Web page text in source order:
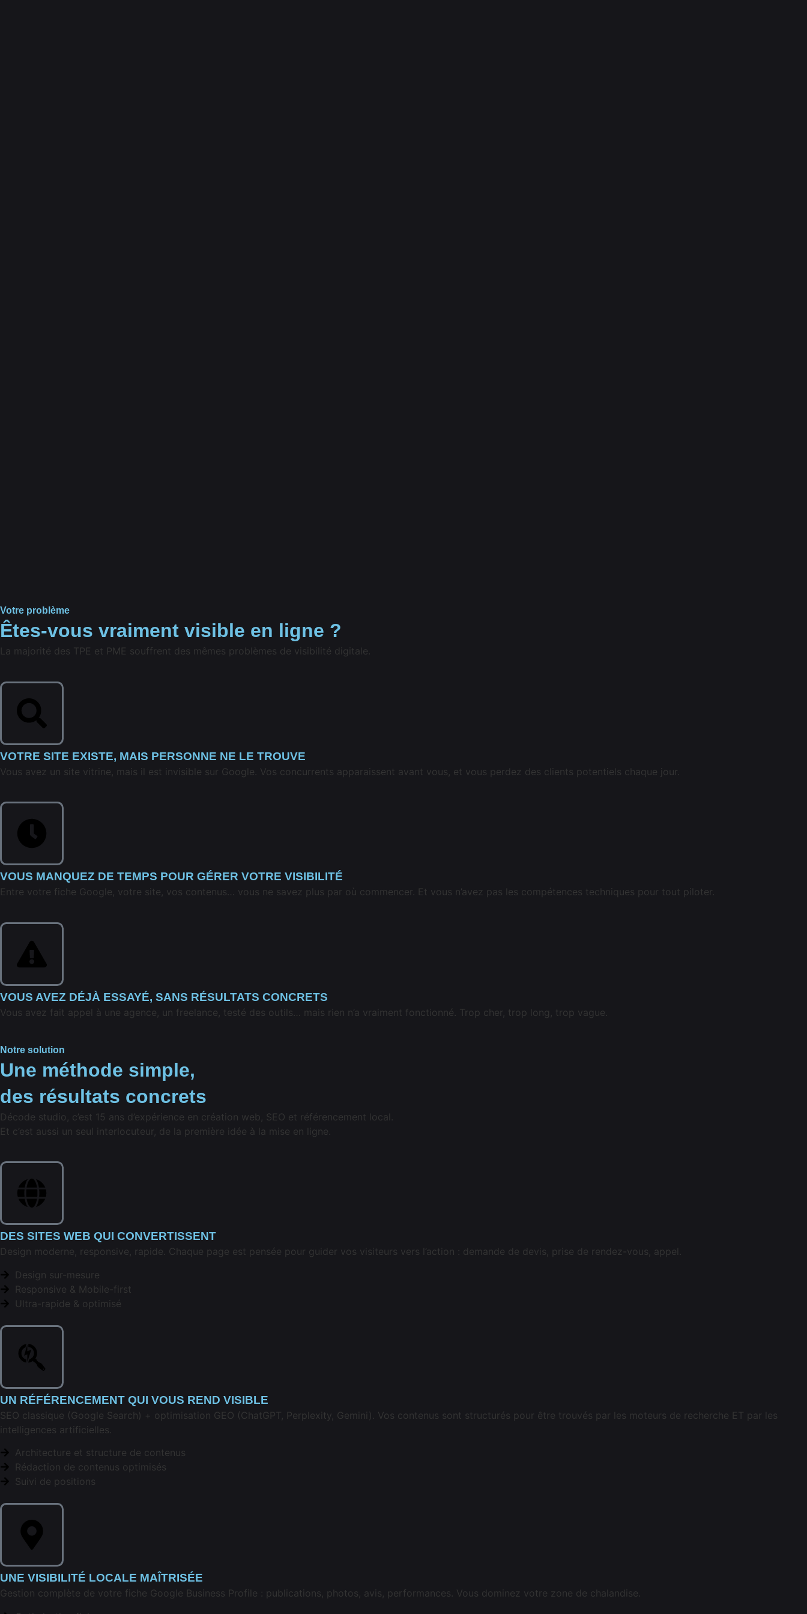
Votre problème
Êtes-vous vraiment visible en ligne ?
La majorité des TPE et PME souffrent des mêmes problèmes de visibilité digitale.
VOTRE SITE EXISTE, MAIS PERSONNE NE LE TROUVE
Vous avez un site vitrine, mais il est invisible sur Google. Vos concurrents apparaissent avant vous, et vous perdez des clients potentiels chaque jour.
VOUS MANQUEZ DE TEMPS POUR GÉRER VOTRE VISIBILITÉ
Entre votre fiche Google, votre site, vos contenus… vous ne savez plus par où commencer. Et vous n’avez pas les compétences techniques pour tout piloter.
VOUS AVEZ DÉJÀ ESSAYÉ, SANS RÉSULTATS CONCRETS
Vous avez fait appel à une agence, un freelance, testé des outils… mais rien n’a vraiment fonctionné. Trop cher, trop long, trop vague.
Notre solution
Une méthode simple,
des résultats concrets
Décode studio, c’est 15 ans d’expérience en création web, SEO et référencement local.
Et c’est aussi un seul interlocuteur, de la première idée à la mise en ligne.
DES SITES WEB QUI CONVERTISSENT
Design moderne, responsive, rapide. Chaque page est pensée pour guider vos visiteurs vers l’action : demande de devis, prise de rendez-vous, appel.
Design sur-mesure
Responsive & Mobile-first
Ultra-rapide & optimisé
UN RÉFÉRENCEMENT QUI VOUS REND VISIBLE
SEO classique (Google Search) + optimisation GEO (ChatGPT, Perplexity, Gemini). Vos contenus sont structurés pour être trouvés par les moteurs de recherche ET par les
intelligences artificielles.
Architecture et structure de contenus
Rédaction de contenus optimisés
Suivi de positions
UNE VISIBILITÉ LOCALE MAÎTRISÉE
Gestion complète de votre fiche Google Business Profile : publications, photos, avis, performances. Vous dominez votre zone de chalandise.